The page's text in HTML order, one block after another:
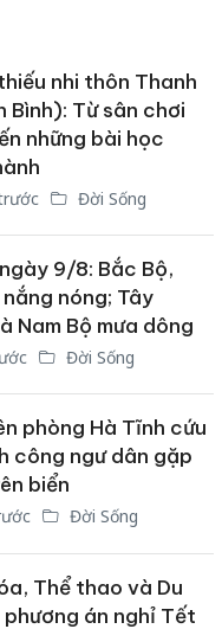
nhi thôn Thanh
Bình): Từ sân chơi
những bài học
Đời Sống
9/8: Bắc Bộ,
nóng; Tây
Nam Bộ mưa dông
Đời Sống
phòng Hà Tĩnh cứu
công ngư dân gặp
biển
Đời Sống
Thể thao và Du
án nghỉ Tết